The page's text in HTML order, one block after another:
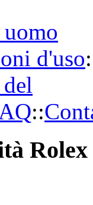
d'uso
::